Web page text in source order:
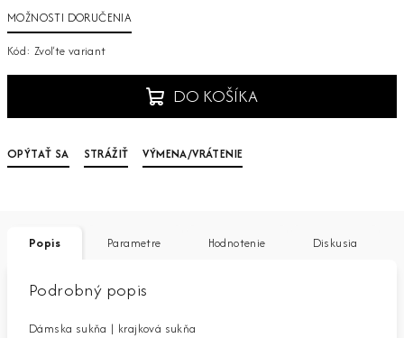
MOŽNOSTI DORUČENIA
Kód: Zvoľte variant
DO KOŠÍKA
OPÝTAŤ SA STRÁŽIŤ VÝMENA/VRÁTENIE
Popis Parametre Hodnotenie Diskusia
Podrobný popis
Dámska sukňa | krajková sukňa